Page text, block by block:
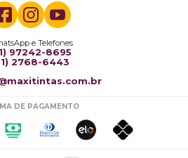
e Telefones
97242-8695
2768-6443
DE PAGAMENTO